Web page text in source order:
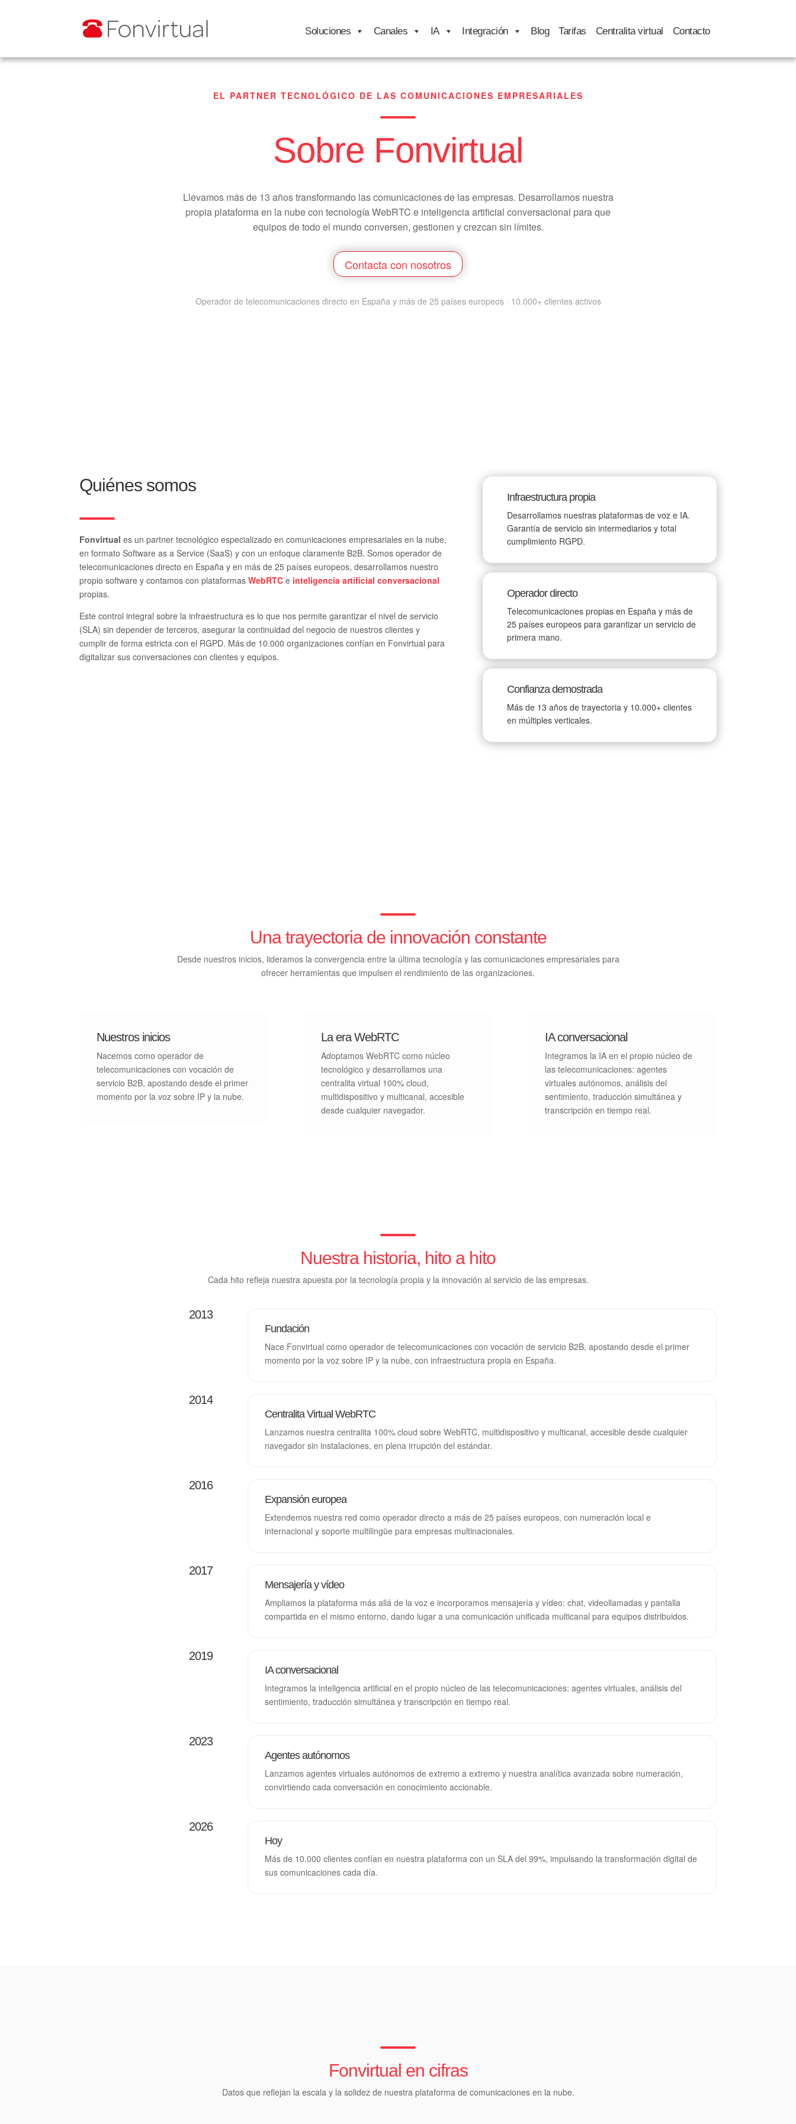
Soluciones Canales IA Integración Blog Tarifas Centralita virtual Contacto
EL PARTNER TECNOLÓGICO DE LAS COMUNICACIONES EMPRESARIALES
Sobre Fonvirtual
Llevamos más de 13 años transformando las comunicaciones de las empresas. Desarrollamos nuestra
propia plataforma en la nube con tecnología WebRTC e inteligencia artificial conversacional para que
equipos de todo el mundo conversen, gestionen y crezcan sin límites.
Contacta con nosotros
Operador de telecomunicaciones directo en España y más de 25 países europeos · 10.000+ clientes activos
Quiénes somos
Fonvirtual es un partner tecnológico especializado en comunicaciones empresariales en la nube,
en formato Software as a Service (SaaS) y con un enfoque claramente B2B. Somos operador de
telecomunicaciones directo en España y en más de 25 países europeos, desarrollamos nuestro
propio software y contamos con plataformasWebRTC e inteligencia artificial conversacional
propias.
Este control integral sobre la infraestructura es lo que nos permite garantizar el nivel de servicio
(SLA) sin depender de terceros, asegurar la continuidad del negocio de nuestros clientes y
cumplir de forma estricta con el RGPD. Más de 10.000 organizaciones confían en Fonvirtual para
digitalizar sus conversaciones con clientes y equipos.
Infraestructura propia
Desarrollamos nuestras plataformas de voz e IA.
Garantía de servicio sin intermediarios y total
cumplimiento RGPD.
Operador directo
Telecomunicaciones propias en España y más de
25 países europeos para garantizar un servicio de
primera mano.
Confianza demostrada
Más de 13 años de trayectoria y 10.000+ clientes
en múltiples verticales.
Una trayectoria de innovación constante
Desde nuestros inicios, lideramos la convergencia entre la última tecnología y las comunicaciones empresariales para
ofrecer herramientas que impulsen el rendimiento de las organizaciones.
Nuestros inicios
Nacemos como operador de
telecomunicaciones con vocación de
servicio B2B, apostando desde el primer
momento por la voz sobre IP y la nube.
La era WebRTC
Adoptamos WebRTC como núcleo
tecnológico y desarrollamos una
centralita virtual 100% cloud,
multidispositivo y multicanal, accesible
desde cualquier navegador.
IA conversacional
Integramos la IA en el propio núcleo de
las telecomunicaciones: agentes
virtuales autónomos, análisis del
sentimiento, traducción simultánea y
transcripción en tiempo real.
Nuestra historia, hito a hito
Cada hito refleja nuestra apuesta por la tecnología propia y la innovación al servicio de las empresas.
2013
Fundación
Nace Fonvirtual como operador de telecomunicaciones con vocación de servicio B2B, apostando desde el primer
momento por la voz sobre IP y la nube, con infraestructura propia en España.
2014
Centralita Virtual WebRTC
Lanzamos nuestra centralita 100% cloud sobre WebRTC, multidispositivo y multicanal, accesible desde cualquier
navegador sin instalaciones, en plena irrupción del estándar.
2016
Expansión europea
Extendemos nuestra red como operador directo a más de 25 países europeos, con numeración local e
internacional y soporte multilingüe para empresas multinacionales.
2017
Mensajería y vídeo
Ampliamos la plataforma más allá de la voz e incorporamos mensajería y vídeo: chat, videollamadas y pantalla
compartida en el mismo entorno, dando lugar a una comunicación unificada multicanal para equipos distribuidos.
2019
IA conversacional
Integramos la inteligencia artificial en el propio núcleo de las telecomunicaciones: agentes virtuales, análisis del
sentimiento, traducción simultánea y transcripción en tiempo real.
2023
Agentes autónomos
Lanzamos agentes virtuales autónomos de extremo a extremo y nuestra analítica avanzada sobre numeración,
convirtiendo cada conversación en conocimiento accionable.
2026
Hoy
Más de 10.000 clientes confían en nuestra plataforma con un SLA del 99%, impulsando la transformación digital de
sus comunicaciones cada día.
Fonvirtual en cifras
Datos que reflejan la escala y la solidez de nuestra plataforma de comunicaciones en la nube.